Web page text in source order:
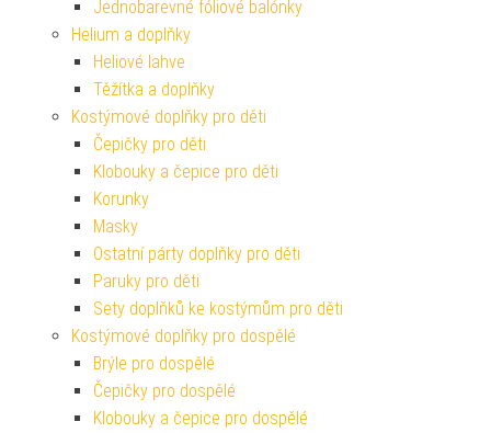
Jednobarevné fóliové balónky
Helium a doplňky
Heliové lahve
Těžítka a doplňky
Kostýmové doplňky pro děti
Čepičky pro děti
Klobouky a čepice pro děti
Korunky
Masky
Ostatní párty doplňky pro děti
Paruky pro děti
Sety doplňků ke kostýmům pro děti
Kostýmové doplňky pro dospělé
Brýle pro dospělé
Čepičky pro dospělé
Klobouky a čepice pro dospělé